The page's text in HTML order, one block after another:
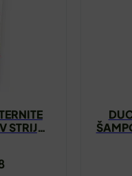
STRIJA